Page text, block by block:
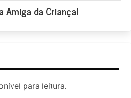
Amiga da Criança!
para leitura.